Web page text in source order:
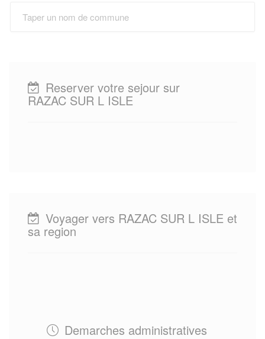
Reserver votre sejour sur
RAZAC SUR L ISLE
Voyager vers RAZAC SUR L ISLE et
sa region
Demarches administratives